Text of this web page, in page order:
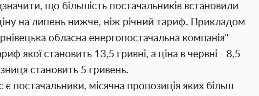
що більшість постачальників встановили
на липень нижче, ніж річний тариф. Прикладом
обласна енергопостачальна компанія"
якої становить 13,5 гривні, а ціна в червні - 8,5
становить 5 гривень.
є постачальники, місячна пропозиція яких більш